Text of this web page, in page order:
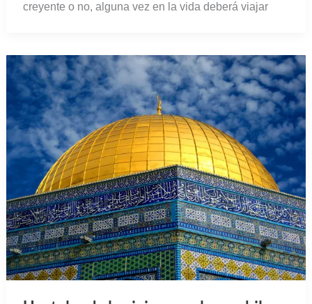
creyente o no, alguna vez en la vida deberá viajar